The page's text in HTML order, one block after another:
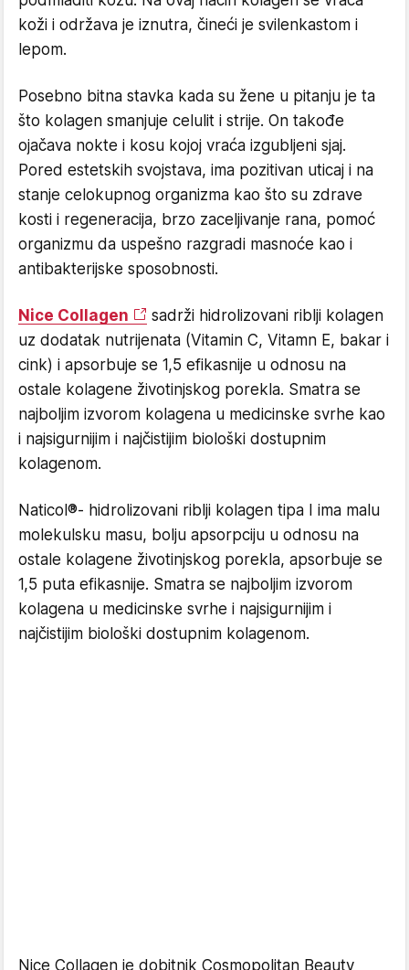
koži i održava je iznutra, čineći je svilenkastom i
lepom.
Posebno bitna stavka kada su žene u pitanju je ta
što kolagen smanjuje celulit i strije. On takođe
ojačava nokte i kosu kojoj vraća izgubljeni sjaj.
Pored estetskih svojstava, ima pozitivan uticaj i na
stanje celokupnog organizma kao što su zdrave
kosti i regeneracija, brzo zaceljivanje rana, pomoć
organizmu da uspešno razgradi masnoće kao i
antibakterijske sposobnosti.
Nice Collagen
sadrži hidrolizovani riblji kolagen
uz dodatak nutrijenata (Vitamin C, Vitamn E, bakar i
cink) i apsorbuje se 1,5 efikasnije u odnosu na
ostale kolagene životinjskog porekla. Smatra se
najboljim izvorom kolagena u medicinske svrhe kao
i najsigurnijim i najčistijim biološki dostupnim
kolagenom.
Naticol®- hidrolizovani riblji kolagen tipa I ima malu
molekulsku masu, bolju apsorpciju u odnosu na
ostale kolagene životinjskog porekla, apsorbuje se
1,5 puta efikasnije. Smatra se najboljim izvorom
kolagena u medicinske svrhe i najsigurnijim i
najčistijim biološki dostupnim kolagenom.
Nice Collagen je dobitnik Cosmopolitan Beauty